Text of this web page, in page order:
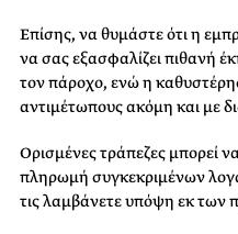
Επίσης, να θυμάστε ότι η
να σας εξασφαλίζει πιθανή
τον πάροχο, ενώ η
αντιμέτωπους ακόμη και με
Ορισμένες τράπεζες μπορεί
πληρωμή συγκεκριμένων
τις λαμβάνετε υπόψη εκ των